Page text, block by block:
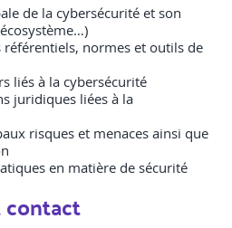
de la cybersécurité et son
normes et outils de
liés à la cybersécurité
juridiques liées à la
risques et menaces ainsi que
en matière de sécurité
contact